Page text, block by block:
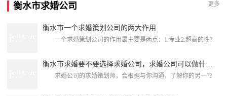
省道与人民东路交口处东侧，交通便利，环境温馨。
衡水市求婚公司 更多
衡水市一个求婚策划公司的两大作用
一个求婚策划公司的作用最主要是两点：1.专业2.超高的性?
衡水市求婚要不要选择求婚公司，求婚公司可以做什么？
求婚公司的求婚策划师，会根据与你沟通，了解你的另一??